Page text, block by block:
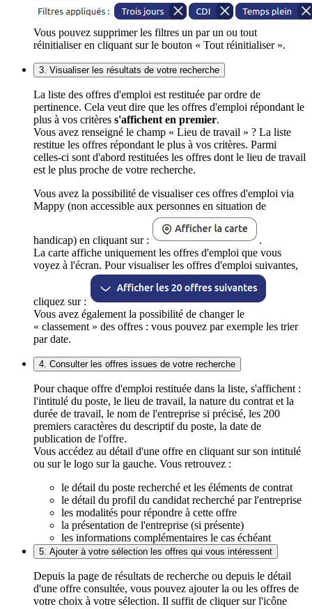
Vous pouvez supprimer les filtres un par un ou tout
réinitialiser en cliquant sur le bouton « Tout réinitialiser ».
3. Visualiser les résultats de votre recherche
La liste des offres d'emploi est restituée par ordre de
pertinence. Cela veut dire que les offres d'emploi répondant le
plus à vos critères s'affichent en premier.
Vous avez renseigné le champ « Lieu de travail » ? La liste
restitue les offres répondant le plus à vos critères. Parmi
celles-ci sont d'abord restituées les offres dont le lieu de travail
est le plus proche de votre recherche.
Vous avez la possibilité de visualiser ces offres d'emploi via
Mappy (non accessible aux personnes en situation de
handicap) en cliquant sur :
.
La carte affiche uniquement les offres d'emploi que vous
voyez à l'écran. Pour visualiser les offres d'emploi suivantes,
cliquez sur :
Vous avez également la possibilité de changer le
« classement » des offres : vous pouvez par exemple les trier
par date.
4. Consulter les offres issues de votre recherche
Pour chaque offre d'emploi restituée dans la liste, s'affichent :
l'intitulé du poste, le lieu de travail, la nature du contrat et la
durée de travail, le nom de l'entreprise si précisé, les 200
premiers caractères du descriptif du poste, la date de
publication de l'offre.
Vous accédez au détail d'une offre en cliquant sur son intitulé
ou sur le logo sur la gauche. Vous retrouvez :
le détail du poste recherché et les éléments de contrat
le détail du profil du candidat recherché par l'entreprise
les modalités pour répondre à cette offre
la présentation de l'entreprise (si présente)
les informations complémentaires le cas échéant
5. Ajouter à votre sélection les offres qui vous intéressent
Depuis la page de résultats de recherche ou depuis le détail
d'une offre consultée, vous pouvez ajouter la ou les offres de
votre choix à votre sélection. Il suffit de cliquer sur l'icône